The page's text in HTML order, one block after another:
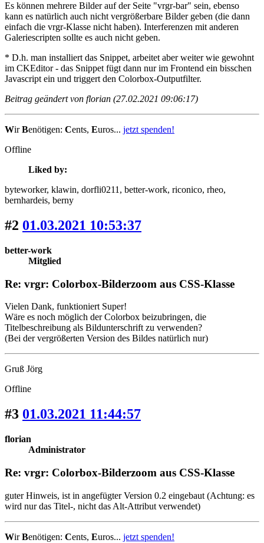
Es können mehrere Bilder auf der Seite "vrgr-bar" sein, ebenso
kann es natürlich auch nicht vergrößerbare Bilder geben (die dann
einfach die vrgr-Klasse nicht haben). Interferenzen mit anderen
Galeriescripten sollte es auch nicht geben.
* D.h. man installiert das Snippet, arbeitet aber weiter wie gewohnt
im CKEditor - das Snippet fügt dann nur im Frontend ein bisschen
Javascript ein und triggert den Colorbox-Outputfilter.
Beitrag geändert von florian (27.02.2021 09:06:17)
WirBenötigen: Cents, Euros... jetzt spenden!
Offline
Liked by:
byteworker, klawin, dorfli0211 , better-work, riconico, rheo,
bernhardeis, berny
#2 01.03.2021 10:53:37
better-work
Mitglied
Re: vrgr: Colorbox-Bilderzoom aus CSS-Klasse
Vielen Dank, funktioniert Super!
Wäre es noch möglich der Colorbox beizubringen, die
Titelbeschreibung als Bildunterschrift zu verwenden?
(Bei der vergrößerten Version des Bildes natürlich nur)
Gruß Jörg
Offline
#3 01.03.2021 11:44:57
florian
Administrator
Re: vrgr: Colorbox-Bilderzoom aus CSS-Klasse
guter Hinweis, ist in angefügter Version 0.2 eingebaut (Achtung: es
wird nur das Titel-, nicht das Alt-Attribut verwendet)
WirBenötigen: Cents, Euros... jetzt spenden!